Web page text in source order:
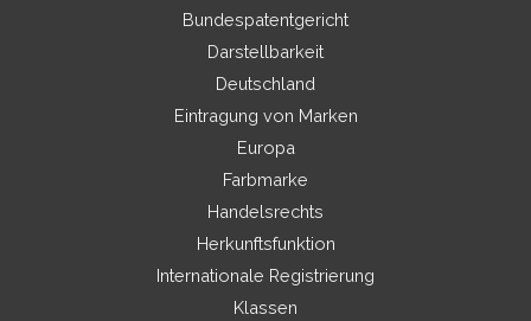
Bundespatentgericht
Darstellbarkeit
Deutschland
Eintragung von Marken
Europa
Farbmarke
Handelsrechts
Herkunftsfunktion
Internationale Registrierung
Klassen